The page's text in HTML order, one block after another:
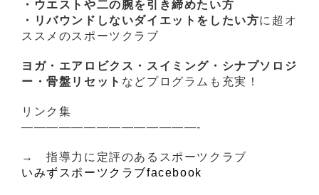
・ウエストや二の腕を引き締めたい方
・リバウンドしないダイエットをしたい方に超オ
ススメのスポーツクラブ
ヨガ・エアロビクス・スイミング・シナプソロジ
ー・骨盤リセット などプログラムも充実！
リンク集
——————————————-
→ 指導力に定評のあるスポーツクラブ
いみずスポーツクラブfacebook